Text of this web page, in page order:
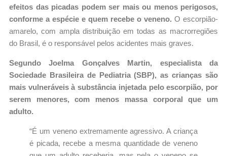
efeitos das picadas podem ser mais ou menos perigosos,
conforme a espécie e quem recebe o veneno. O escorpião-
amarelo, com ampla distribuição em todas as macrorregiões
do Brasil, é o responsável pelos acidentes mais graves.
Segundo Joelma Gonçalves Martin, especialista da
Sociedade Brasileira de Pediatria (SBP), as crianças são
mais vulneráveis à substância injetada pelo escorpião, por
serem menores, com menos massa corporal que um
adulto.
“É um veneno extremamente agressivo. A criança
é picada, recebe a mesma quantidade de veneno